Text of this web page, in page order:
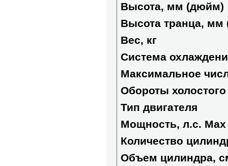
Высота, мм (дюйм)
Высота транца,
Вес, кг
Система
Максимальное
Обороты холостого
Тип двигателя
Мощность, л.с. Max
Количество
Объем цилиндра,